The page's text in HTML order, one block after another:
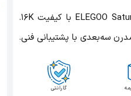
خرید صفحه نمایش LCD اصلی پرینتر رزینی ELEGOO Saturn 4 Ultra با کیفیت 16K.
سه‌بعدی با پشتیبانی فنی.
گارانتی